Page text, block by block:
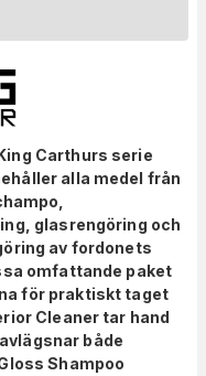
Carthurs serie
alla medel från
glasrengöring och
av fordonets
omfattande paket
för praktiskt taget
Cleaner tar hand
både
Shampoo